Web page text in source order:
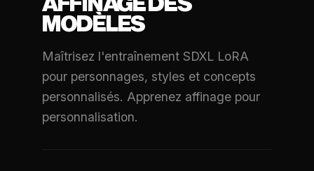
MODÈLES
Maîtrisez l'entraînement SDXL LoRA
pour personnages, styles et concepts
personnalisés. Apprenez affinage pour
personnalisation.